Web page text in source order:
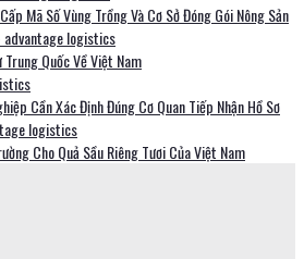
Mã Số Vùng Trồng Và Cơ Sở Đóng Gói Nông Sản
Trung Quốc Về Việt Nam
Cần Xác Định Đúng Cơ Quan Tiếp Nhận Hồ Sơ
Cho Quả Sầu Riêng Tươi Của Việt Nam